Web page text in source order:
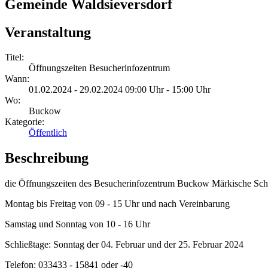
Gemeinde Waldsieversdorf
Veranstaltung
Titel:
Öffnungszeiten Besucherinfozentrum
Wann:
01.02.2024 - 29.02.2024 09:00 Uhr - 15:00 Uhr
Wo:
Buckow
Kategorie:
Öffentlich
Beschreibung
die Öffnungszeiten des Besucherinfozentrum Buckow Märkische
Montag bis Freitag von 09 - 15 Uhr und nach Vereinbarung
Samstag und Sonntag von 10 - 16 Uhr
Schließtage: Sonntag der 04. Februar und der 25. Februar 2024
Telefon: 033433 - 15841 oder -40